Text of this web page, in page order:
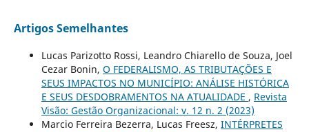
Artigos Semelhantes
Lucas Parizotto Rossi, Leandro Chiarello de Souza, Joel
Cezar Bonin, O FEDERALISMO, AS TRIBUTAÇÕES E
SEUS IMPACTOS NO MUNICÍPIO: ANÁLISE HISTÓRICA
E SEUS DESDOBRAMENTOS NA ATUALIDADE , Revista
Visão: Gestão Organizacional: v. 12 n. 2 (2023)
Marcio Ferreira Bezerra, Lucas Freesz, INTÉRPRETES